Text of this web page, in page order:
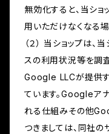
無効化すると、当シ
用いただけなくなる場
（２） 当ショップは
スの利用状況等を調
Google LLCが提供
ています。Googleア
れる仕組みその他
つきましては、同社の